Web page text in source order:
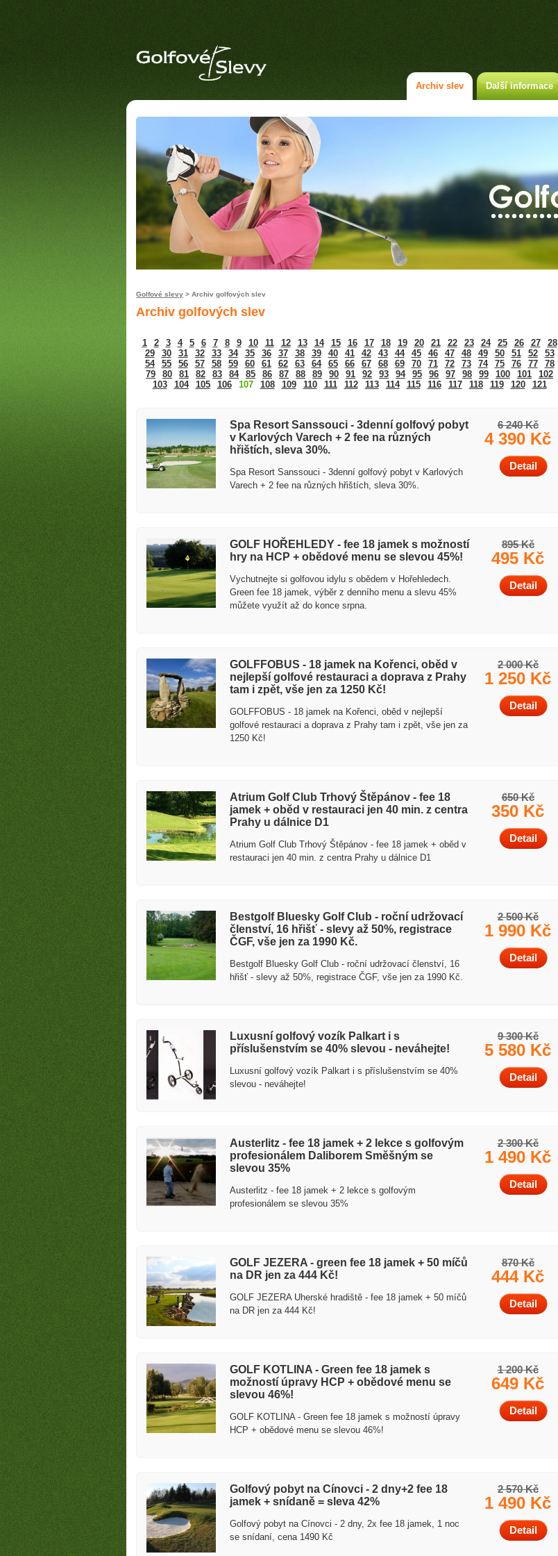
Golfové slevy – Slevy na green
fee a golf
Archiv slev Další informace
Golfové slevy > Archiv golfových slev
Archiv golfových slev
1 2 3 4 5 6 7 8 9 10 11 12 13 14 15 16 17 18 19 20 21 22 23 24 25 26 27
28
29
30 31 32 33 34 35 36 37 38 39 40 41 42 43 44 45 46 47 48 49 50 51 52
53
54
55 56 57 58 59 60 61 62 63 64 65 66 67 68 69 70 71 72 73 74 75 76 77
78
79
80 81 82 83 84 85 86 87 88 89 90 91 92 93 94 95 96 97 98 99 100 101
102
103
104 105 106 107 108 109 110 111 112 113 114 115 116 117 118 119 120 121
6 240 Kč
4 390 Kč
Detail
Spa Resort Sanssouci - 3denní golfový pobyt
v Karlových Varech + 2 fee na různých
hřištích, sleva 30%.
Spa Resort Sanssouci - 3denní golfový pobyt v Karlových
Varech + 2 fee na různých hřištích, sleva 30%.
895 Kč
495 Kč
Detail
GOLF HOŘEHLEDY - fee 18 jamek s možností
hry na HCP + obědové menu se slevou 45%!
Vychutnejte si golfovou idylu s obědem v Hořehledech.
Green fee 18 jamek, výběr z denního menu a slevu 45%
můžete využít až do konce srpna.
2 000 Kč
1 250 Kč
Detail
GOLFFOBUS - 18 jamek na Kořenci, oběd v
nejlepší golfové restauraci a doprava z Prahy
tam i zpět, vše jen za 1250 Kč!
GOLFFOBUS - 18 jamek na Kořenci, oběd v nejlepší
golfové restauraci a doprava z Prahy tam i zpět, vše jen za
1250 Kč!
650 Kč
350 Kč
Detail
Atrium Golf Club Trhový Štěpánov - fee 18
jamek + oběd v restauraci jen 40 min. z centra
Prahy u dálnice D1
Atrium Golf Club Trhový Štěpánov - fee 18 jamek + oběd v
restauraci jen 40 min. z centra Prahy u dálnice D1
2 500 Kč
1 990 Kč
Detail
Bestgolf Bluesky Golf Club - roční udržovací
členství, 16 hřišť - slevy až 50%, registrace
ČGF, vše jen za 1990 Kč.
Bestgolf Bluesky Golf Club - roční udržovací členství, 16
hřišť - slevy až 50%, registrace ČGF, vše jen za 1990 Kč.
9 300 Kč
5 580 Kč
Detail
Luxusní golfový vozík Palkart i s
příslušenstvím se 40% slevou - neváhejte!
Luxusní golfový vozík Palkart i s příslušenstvím se 40%
slevou - neváhejte!
2 300 Kč
1 490 Kč
Detail
Austerlitz - fee 18 jamek + 2 lekce s golfovým
profesionálem Daliborem Směšným se
slevou 35%
Austerlitz - fee 18 jamek + 2 lekce s golfovým
profesionálem se slevou 35%
870 Kč
444 Kč
Detail
GOLF JEZERA - green fee 18 jamek + 50 míčů
na DR jen za 444 Kč!
GOLF JEZERA Uherské hradiště - fee 18 jamek + 50 míčů
na DR jen za 444 Kč!
1 200 Kč
649 Kč
Detail
GOLF KOTLINA - Green fee 18 jamek s
možností úpravy HCP + obědové menu se
slevou 46%!
GOLF KOTLINA - Green fee 18 jamek s možností úpravy
HCP + obědové menu se slevou 46%!
2 570 Kč
1 490 Kč
Detail
Golfový pobyt na Cínovci - 2 dny+2 fee 18
jamek + snídaně = sleva 42%
Golfový pobyt na Cínovci - 2 dny, 2x fee 18 jamek, 1 noc
se snídaní, cena 1490 Kč